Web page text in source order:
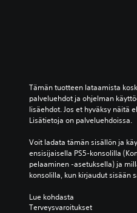
Tämän tuotteen lataamista
palveluehdot ja ohjelman
lisäehdot. Jos et hyväksy näitä
Lisätietoja on palveluehdoissa.
Voit ladata tämän sisällön ja
ensisijaisella PS5-konsolilla
pelaaminen -asetuksella) ja
konsolilla, kun kirjaudut sisään
Lue kohdasta
Terveysvaroitukset